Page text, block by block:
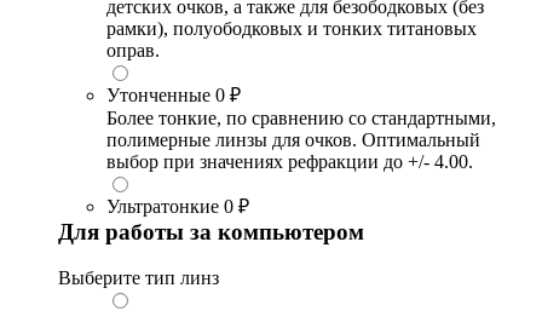
детских очков, а также для безободковых (без
рамки), полуободковых и тонких титановых
оправ.
Утонченные 0 ₽
Более тонкие, по сравнению со стандартными,
полимерные линзы для очков. Оптимальный
выбор при значениях рефракции до +/- 4.00.
Ультратонкие 0 ₽
Для работы за компьютером
Выберите тип линз